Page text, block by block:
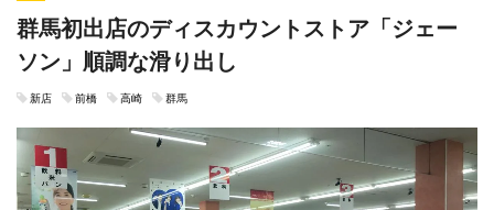
群馬初出店のディスカウントストア「ジェー
ソン」順調な滑り出し
新店 前橋 高崎 群馬